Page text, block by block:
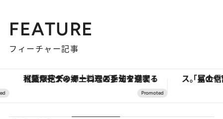
FEATURE
フィーチャー記事
【夏限定ディナーコース】旬を迎える稚鮎や花ズッキーニなどをイタリア・トスカーナの郷土料理の手法で満喫！